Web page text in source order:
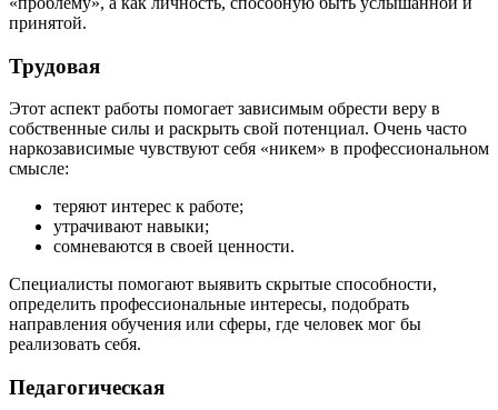
принятой.
Трудовая
Этот аспект работы помогает зависимым обрести веру в
собственные силы и раскрыть свой потенциал. Очень часто
наркозависимые чувствуют себя «никем» в профессиональном
смысле:
теряют интерес к работе;
утрачивают навыки;
сомневаются в своей ценности.
Специалисты помогают выявить скрытые способности,
определить профессиональные интересы, подобрать
направления обучения или сферы, где человек мог бы
реализовать себя.
Педагогическая